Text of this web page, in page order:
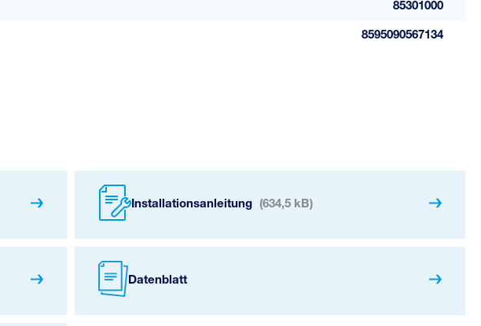
85301000
8595090567134
Installationsanleitung (634,5 kB)
Datenblatt